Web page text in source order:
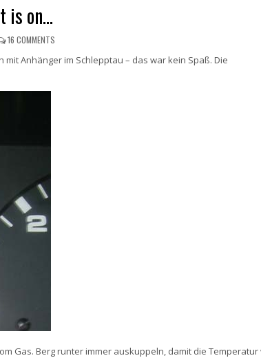
is on…
16 COMMENTS
Anhänger im Schlepptau – das war kein Spaß. Die
Gas. Berg runter immer auskuppeln, damit die